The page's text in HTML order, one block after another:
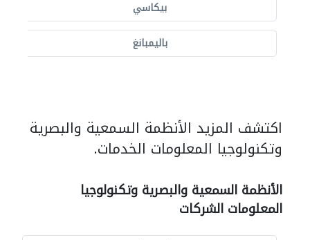
بيكاسي
باليمبانغ
اكتشف المزيد الأنظمة السمعية والبصرية
وتكنولوجيا المعلومات الخدمات.
الأنظمة السمعية والبصرية وتكنولوجيا
المعلومات الشركات